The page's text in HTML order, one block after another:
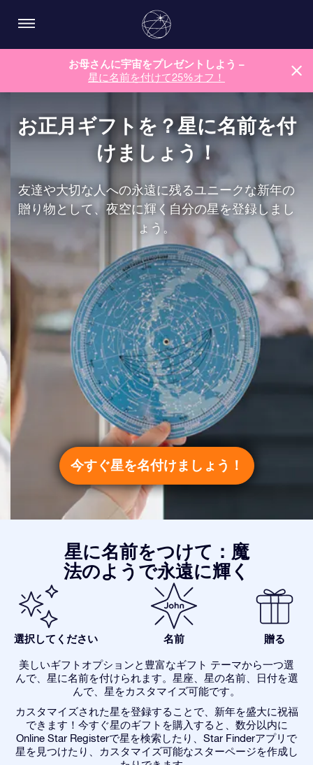
お母さんに宇宙をプレゼントしよう –
星に名前を付けて25%オフ！
お正月ギフトを？星に名前を付
けましょう！
友達や大切な人への永遠に残るユニークな新年の
贈り物として、夜空に輝く自分の星を登録しまし
ょう。
今すぐ星を名付けましょう！
星に名前をつけて：魔
法のようで永遠に輝く
選択してください 名前 贈る
美しいギフトオプションと豊富なギフト テーマから一つ選
んで、星に名前を付けられます。星座、星の名前、日付を選
んで、星をカスタマイズ可能です。
カスタマイズされた星を登録することで、新年を盛大に祝福
できます！今すぐ星のギフトを購入すると、数分以内に
Online Star Registerで星を検索したり、Star Finderアプリで
星を見つけたり、カスタマイズ可能なスターページを作成し